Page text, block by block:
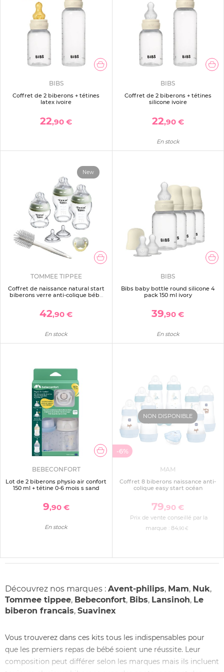
BIBS
Coffret de 2 biberons + tétines
latex ivoire
22,90 €
BIBS
Coffret de 2 biberons + tétines
silicone ivoire
22,90 €
En stock
New
TOMMEE TIPPEE
Coffret de naissance natural start
biberons verre anti-colique bébé
42,90 €
En stock
BIBS
Bibs baby bottle round silicone 4
pack 150 ml ivory
39,90 €
En stock
BEBECONFORT
Lot de 2 biberons physio air confort
150 ml + tétine 0-6 mois s sand
9,90 €
En stock
NON DISPONIBLE
-6%
MAM
Coffret 8 biberons naissance anti-
colique easy start océan
79,90 €
Prix de vente conseillé par la
marque : 84,90 €
Découvrez nos marques : Avent-philips, Mam, Nuk,
Tommee tippee, Bebeconfort, Bibs, Lansinoh, Le
biberon francais, Suavinex
Vous trouverez dans ces kits tous les indispensables pour
que les premiers repas de bébé soient une réussite. Leur
composition peut différer selon les marques mais ils incluent